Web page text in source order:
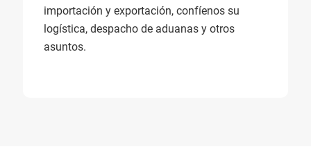
importación y exportación, confíenos su
logística, despacho de aduanas y otros
asuntos.